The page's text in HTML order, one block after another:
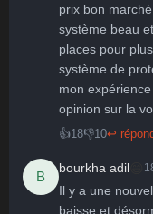
prix bon
système beau
places pour
système de
mon
opinion sur la
👍18👎10↩
B
bourkha adil
Il y a une
baisse et